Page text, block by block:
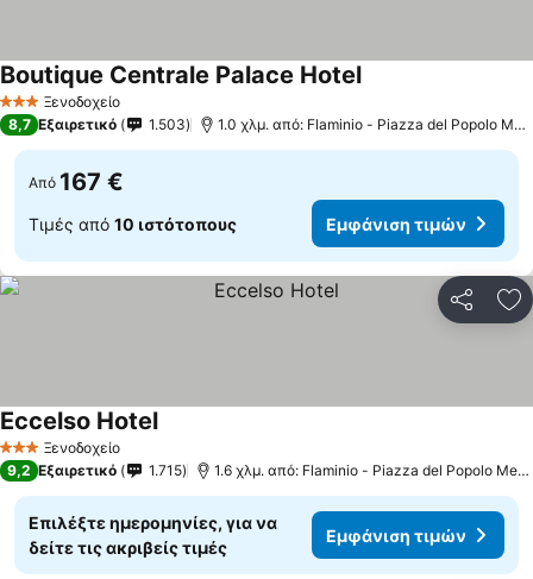
3 ΑστέριαΞενοδοχείο
Boutique Centrale Palace HotelΕμφάνιση τιμών
8,7 Εξαιρετικό 1.503 1.0 χλμ. από: Flaminio - Piazza del Popolo
Από 167 €
Τιμές από 10 ιστότοπους Εμφάνιση τιμών
3 ΑστέριαΞενοδοχείο
Eccelso HotelΕμφάνιση τιμών
9,2 Εξαιρετικό 1.715 1.6 χλμ. από: Flaminio - Piazza del Popolo
Επιλέξτε ημερομηνίες, για να
δείτε τις ακριβείς τιμές
Εμφάνιση τιμών